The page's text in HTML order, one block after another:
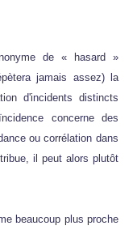
de « hasard »
jamais assez) la
d'incidents distincts
concerne des
ou corrélation dans
il peut alors plutôt
beaucoup plus proche